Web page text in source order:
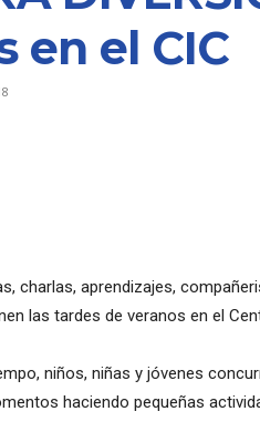
en el CIC
charlas, aprendizajes,
las tardes de veranos en el
niños, niñas y jóvenes
haciendo pequeñas